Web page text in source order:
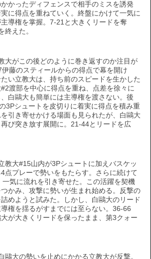
かったディフェンスで相手のミスを誘発
に得点を重ねていく。終盤にかけて一気に
導権を掌握。7-21と大きくリードを奪
終えた。
大がこの後どのように巻き返すのか注目が
藤のスティールからの得点で幕を開け
い立教大は、持ち前のスピードを生かした
渡部を中心に得点を重ね、点差を徐々に
白鷗大も簡単には主導権を渡さない。後
3Pシュートを皮切りに着実に得点を積み重
引き寄せかける場面も見られたが、白鷗大
び突き放す展開に。21-44とリードを広
教大#15山内が3Pシュートに加えバスケッ
点プレーで勢いをもたらす。さらに続けて
気に流れを引き寄せた。この活躍を契機
かみ、攻撃に勢いが生まれ始める。反撃の
めようと試みた。しかし、白鷗大のリード
権を揺るがすまでには至らない。36-66
が大きくリードを保ったまま、第3クォー
鷗大の勢いを止めにかかる立教大が反撃。